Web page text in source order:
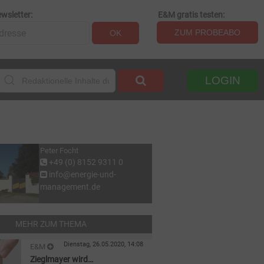
OK
E&M gratis testen:
ZUM PROBEABO
LOGIN
Peter Focht
+49 (0) 8152 9311 0
info@energie-und-
management.de
MEHR ZUM THEMA
E&M
PERSONALIE
Dienstag, 26.05.2020, 14:08
Zieglmayer wird